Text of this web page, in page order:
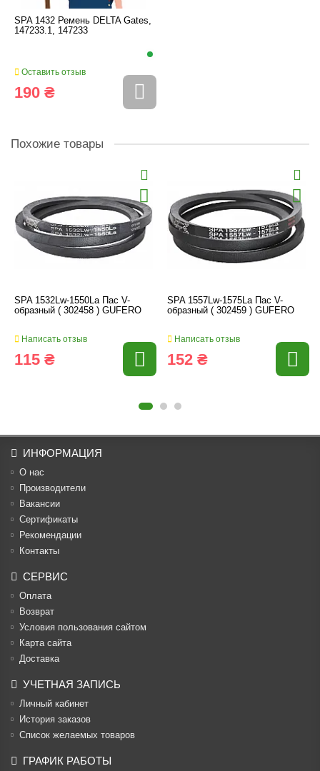
SPA 1432 Ремень DELTA Gates,
147233.1, 147233
Оставить отзыв
190 ₴
Похожие товары
SPA 1532Lw-1550La Пас V-
образный ( 302458 ) GUFERO
Написать отзыв
115 ₴
SPA 1557Lw-1575La Пас V-
образный ( 302459 ) GUFERO
Написать отзыв
152 ₴
ИНФОРМАЦИЯ
О нас
Производители
Вакансии
Cертификаты
Рекомендации
Контакты
СЕРВИС
Оплата
Возврат
Условия пользования сайтом
Карта сайта
Доставка
УЧЕТНАЯ ЗАПИСЬ
Личный кабинет
История заказов
Список желаемых товаров
ГРАФИК РАБОТЫ